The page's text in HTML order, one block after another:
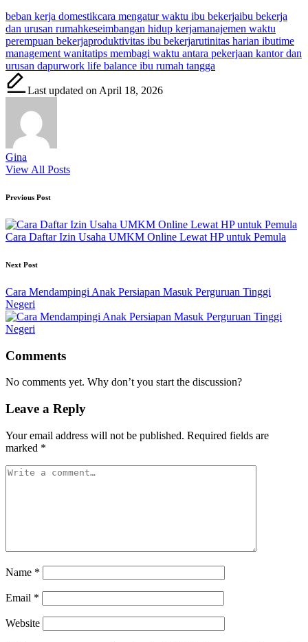
Tags:
beban kerja domestikcara mengatur waktu ibu bekerjaibu bekerja
dan urusan rumahkeseimbangan hidup kerjamanajemen waktu
perempuan bekerjaproduktivitas ibu bekerjarutinitas harian ibutime
management wanitatips membagi waktu antara pekerjaan kantor dan
urusan dapurwork life balance ibu rumah tangga
Last updated on April 18, 2026
Gina
View All Posts
Post
navigation
Previous Post
Cara Daftar Izin Usaha UMKM Online Lewat HP untuk Pemula
Next Post
Cara Mendampingi Anak Persiapan Masuk Perguruan Tinggi
Negeri
Comments
No comments yet. Why don’t you start the discussion?
Leave a Reply
Your email address will not be published. Required fields are
marked *
Name *
Email *
Website